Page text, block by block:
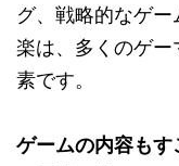
グ、戦略的なゲ
楽は、多くのゲ
素です。
ゲームの内容も